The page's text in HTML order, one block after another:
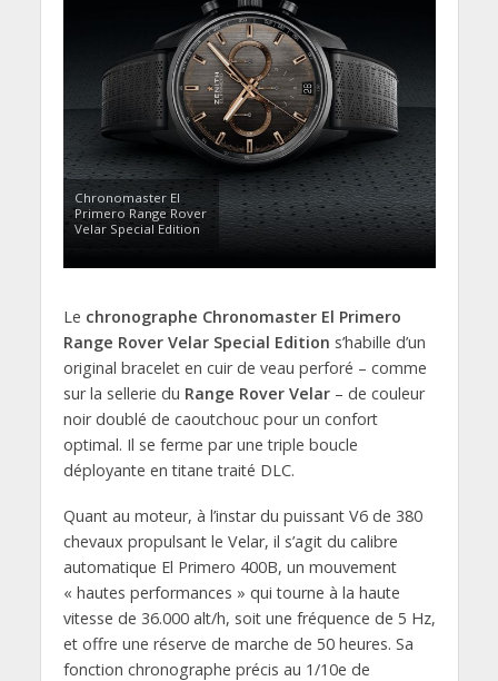
Chronomaster El
Primero Range Rover
Velar Special Edition
Le chronographe Chronomaster El Primero
Range Rover Velar Special Edition s’habille d’un
original bracelet en cuir de veau perforé – comme
sur la sellerie du Range Rover Velar– de couleur
noir doublé de caoutchouc pour un confort
optimal. Il se ferme par une triple boucle
déployante en titane traité DLC.
Quant au moteur, à l’instar du puissant V6 de 380
chevaux propulsant le Velar, il s’agit du calibre
automatique El Primero 400B, un mouvement
« hautes performances » qui tourne à la haute
vitesse de 36.000 alt/h, soit une fréquence de 5 Hz,
et offre une réserve de marche de 50 heures. Sa
fonction chronographe précis au 1/10e de